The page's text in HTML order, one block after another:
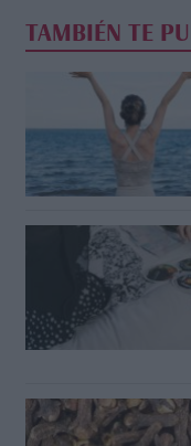
TAMBIÉN TE